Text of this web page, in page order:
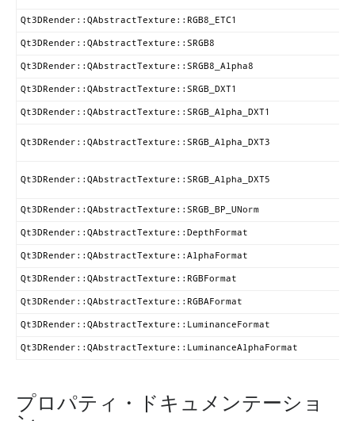
Qt3DRender::QAbstractTexture::RGB8_ETC1
Qt3DRender::QAbstractTexture::SRGB8
Qt3DRender::QAbstractTexture::SRGB8_Alpha8
Qt3DRender::QAbstractTexture::SRGB_DXT1
Qt3DRender::QAbstractTexture::SRGB_Alpha_DXT1
Qt3DRender::QAbstractTexture::SRGB_Alpha_DXT3
Qt3DRender::QAbstractTexture::SRGB_Alpha_DXT5
Qt3DRender::QAbstractTexture::SRGB_BP_UNorm
Qt3DRender::QAbstractTexture::DepthFormat
Qt3DRender::QAbstractTexture::AlphaFormat
Qt3DRender::QAbstractTexture::RGBFormat
Qt3DRender::QAbstractTexture::RGBAFormat
Qt3DRender::QAbstractTexture::LuminanceFormat
Qt3DRender::QAbstractTexture::LuminanceAlphaFormat
プロパティ・ドキュメンテーショ